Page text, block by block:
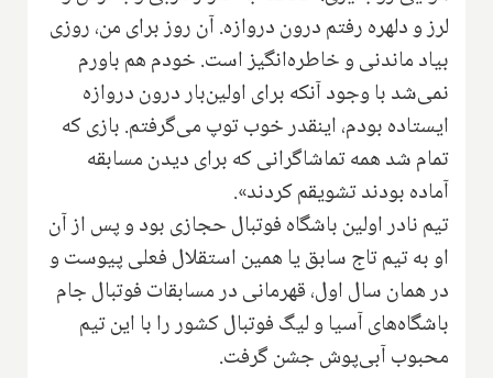
لرز و دلهره رفتم درون دروازه. آن روز برای من، روزی
بیاد ماندنی و خاطره‌انگیز است. خودم هم باورم
نمی‌شد با وجود آنکه برای اولین‌بار درون دروازه
ایستاده بودم، اینقدر خوب توپ می‌گرفتم. بازی که
تمام شد همه تماشاگرانی که برای دیدن مسابقه
آماده بودند تشویقم کردند».
تیم نادر اولین باشگاه فوتبال حجازی بود و پس از آن
او به تیم تاج سابق یا همین استقلال فعلی پیوست و
در همان سال اول، قهرمانی در مسابقات فوتبال جام
باشگاه‌های آسیا و لیگ فوتبال کشور را با این تیم
محبوب آبی‌پوش جشن گرفت.